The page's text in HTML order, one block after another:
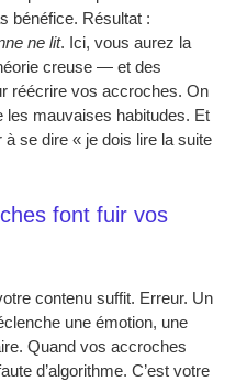
bénéfice. Résultat :
ne lit. Ici, vous aurez la
creuse — et des
réécrire vos accroches. On
les mauvaises habitudes. Et
se dire « je dois lire la suite
font fuir vos
contenu suffit. Erreur. Un
une émotion, une
Quand vos accroches
d’algorithme. C’est votre